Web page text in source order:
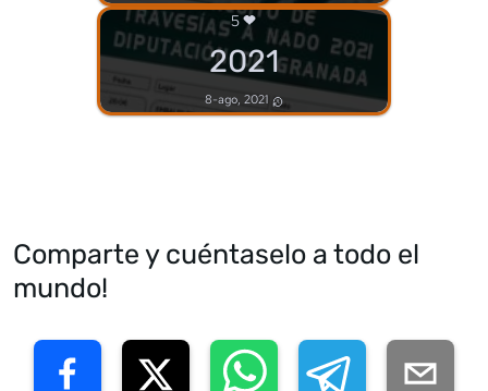
5
2021
8-ago, 2021
Comparte y cuéntaselo a todo el
mundo!